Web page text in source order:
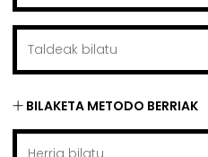
BILAKETA METODO BERRIAK